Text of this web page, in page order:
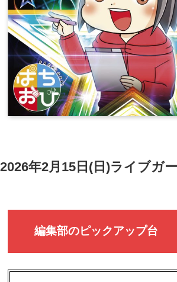
2026年2月15日(日)ライブガ
編集部のピックアップ台